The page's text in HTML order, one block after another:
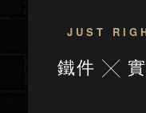
JUST
鐵件 ╳ 實